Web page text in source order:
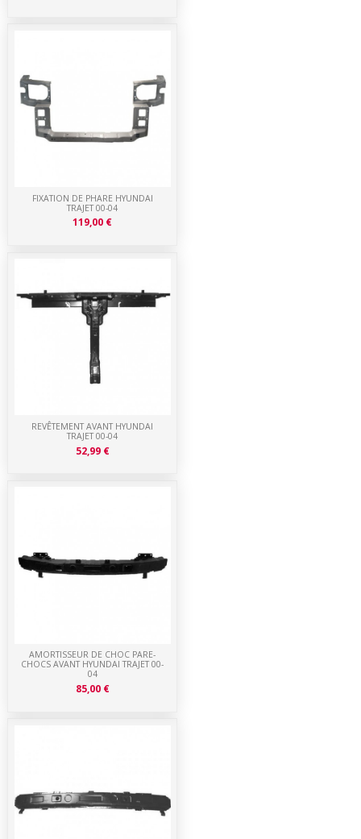
AMORTISSEUR DE CHOC PARE-
CHOCS AVANT HYUNDAI TRAJET 00-
04
85,00 €
REVÊTEMENT AVANT HYUNDAI
TRAJET 00-04
52,99 €
FIXATION DE PHARE HYUNDAI
TRAJET 00-04
119,00 €